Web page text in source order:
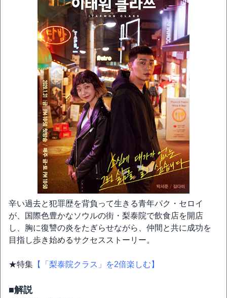
辛い過去と犯罪歴を背負って生きる青年パク・セロイ
が、国際色豊かなソウルの街・梨泰院で飲食店を開店
し、胸に復讐の炎をたぎらせながら、仲間と共に成功を
目指し歩き始めるサクセスストーリー。
★特集 【「梨泰院クラス」を2倍楽しむ】
■解説